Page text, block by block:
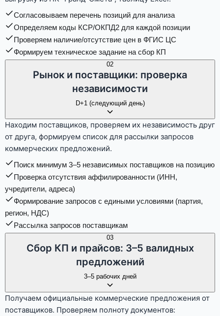
Согласовываем перечень позиций для анализа
Определяем коды КСР/ОКПД2 для каждой позиции
Проверяем наличие/отсутствие цен в ФГИС ЦС
Формируем техническое задание на сбор КП
02
Рынок и поставщики: проверка
независимости
D+1 (следующий день)
Находим поставщиков, проверяем их независимость друг
от друга, формируем список для рассылки запросов
коммерческих предложений.
Поиск минимум 3–5 независимых поставщиков на позицию
Проверка отсутствия аффилированности (ИНН,
учредители, адреса)
Формирование запросов с едиными условиями (партия,
регион, НДС)
Рассылка запросов поставщикам
03
Сбор КП и прайсов: 3–5 валидных
предложений
3–5 рабочих дней
Получаем официальные коммерческие предложения от
поставщиков. Проверяем полноту документов: